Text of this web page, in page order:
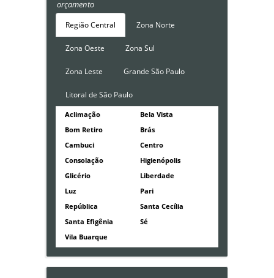
orçamento
Região Central Zona Norte
Zona Oeste Zona Sul
Zona Leste Grande São Paulo
Litoral de São Paulo
Aclimação
Bela Vista
Bom Retiro
Brás
Cambuci
Centro
Consolação
Higienópolis
Glicério
Liberdade
Luz
Pari
República
Santa Cecília
Santa Efigênia
Sé
Vila Buarque